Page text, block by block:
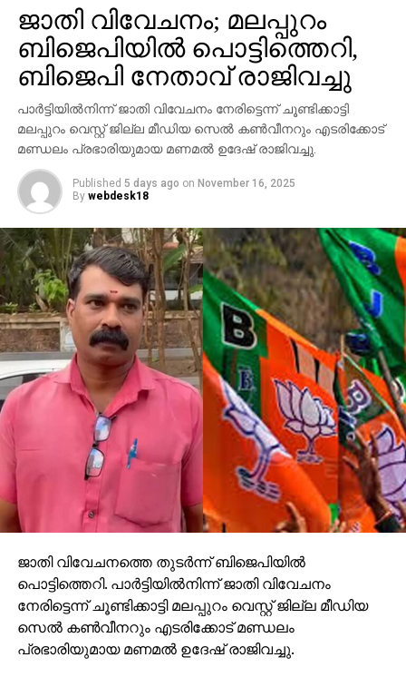
ആവര്‍ത്തിച്ച് അഞ്ചുതവണ വരെ തിരിച്ചെത്തി
ആക്രമണം നടത്തിയതായും ബാര്‍ ഉടമ നല്‍കിയ
പരാതിയില്‍ പറയുന്നു. വിദ്യാഭ്യാസ
ആവശ്യങ്ങള്‍ക്കായി എറണാകുളത്ത് എത്തിയവരാണ്
പ്രതികളെന്ന് പൊലീസ് കണ്ടെത്തിയിട്ടുണ്ട്.
സംഭവത്തില്‍ അലീനയുടെ കൈക്ക് പരുക്കേല്‍ക്കുകയും
ചെയ്തു.
ജാതി വിവേചനം; മലപ്പുറം
ബിജെപിയില്‍ പൊട്ടിത്തെറി,
ബിജെപി നേതാവ് രാജിവച്ചു
പാര്‍ട്ടിയില്‍നിന്ന് ജാതി വിവേചനം നേരിട്ടെന്ന് ചൂണ്ടിക്കാട്ടി
മലപ്പുറം വെസ്റ്റ് ജില്ല മീഡിയ സെല്‍ കണ്‍വീനറും എടരിക്കോട്
മണ്ഡലം പ്രഭാരിയുമായ മണമല്‍ ഉദേഷ് രാജിവച്ചു.
Published 5 days ago on November 16, 2025
By webdesk18
ജാതി വിവേചനത്തെ തുടര്‍ന്ന് ബിജെപിയില്‍
പൊട്ടിത്തെറി. പാര്‍ട്ടിയില്‍നിന്ന് ജാതി വിവേചനം
നേരിട്ടെന്ന് ചൂണ്ടിക്കാട്ടി മലപ്പുറം വെസ്റ്റ് ജില്ല മീഡിയ
സെല്‍ കണ്‍വീനറും എടരിക്കോട് മണ്ഡലം
പ്രഭാരിയുമായ മണമല്‍ ഉദേഷ് രാജിവച്ചു.